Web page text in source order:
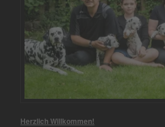
Herzlich Willkommen!